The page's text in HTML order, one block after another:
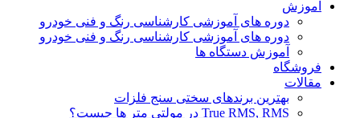
آموزش
دوره های آموزشی کارشناسی رنگ و فنی خودرو
دوره های آموزشی کارشناسی رنگ و فنی خودرو
آموزش دستگاه ها
فروشگاه
مقالات
بهترین برندهای سختی سنج فلزات
True RMS, RMS در مولتی متر ها چیست؟